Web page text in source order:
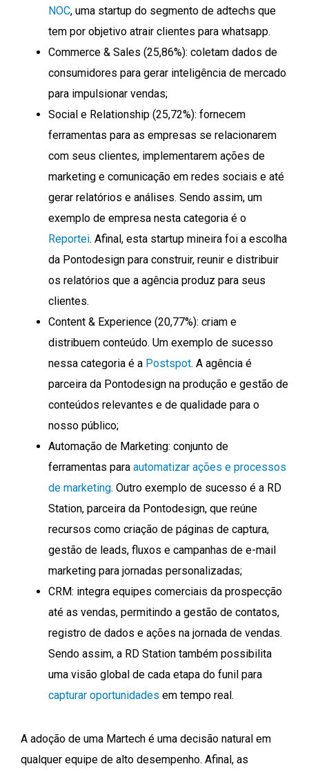
NOC, uma startup do segmento de adtechs que
tem por objetivo atrair clientes para whatsapp.
Commerce & Sales (25,86%): coletam dados de
consumidores para gerar inteligência de mercado
para impulsionar vendas;
Social e Relationship (25,72%): fornecem
ferramentas para as empresas se relacionarem
com seus clientes, implementarem ações de
marketing e comunicação em redes sociais e até
gerar relatórios e análises. Sendo assim, um
exemplo de empresa nesta categoria é o
Reportei. Afinal, esta startup mineira foi a escolha
da Pontodesign para construir, reunir e distribuir
os relatórios que a agência produz para seus
clientes.
Content & Experience (20,77%): criam e
distribuem conteúdo. Um exemplo de sucesso
nessa categoria é a Postspot. A agência é
parceira da Pontodesign na produção e gestão de
conteúdos relevantes e de qualidade para o
nosso público;
Automação de Marketing: conjunto de
ferramentas para automatizar ações e processos
de marketing. Outro exemplo de sucesso é a RD
Station, parceira da Pontodesign, que reúne
recursos como criação de páginas de captura,
gestão de leads, fluxos e campanhas de e-mail
marketing para jornadas personalizadas;
CRM: integra equipes comerciais da prospecção
até as vendas, permitindo a gestão de contatos,
registro de dados e ações na jornada de vendas.
Sendo assim, a RD Station também possibilita
uma visão global de cada etapa do funil para
capturar oportunidades em tempo real.
A adoção de uma Martech é uma decisão natural em
qualquer equipe de alto desempenho. Afinal, as